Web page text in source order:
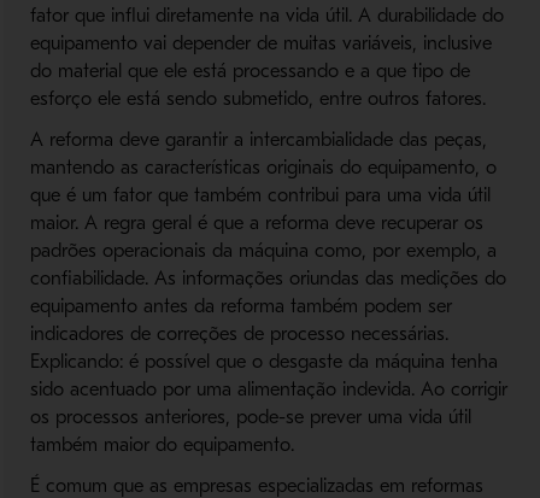
fator que influi diretamente na vida útil. A durabilidade do
equipamento vai depender de muitas variáveis, inclusive
do material que ele está processando e a que tipo de
esforço ele está sendo submetido, entre outros fatores.
A reforma deve garantir a intercambialidade das peças,
mantendo as características originais do equipamento, o
que é um fator que também contribui para uma vida útil
maior. A regra geral é que a reforma deve recuperar os
padrões operacionais da máquina como, por exemplo, a
confiabilidade. As informações oriundas das medições do
equipamento antes da reforma também podem ser
indicadores de correções de processo necessárias.
Explicando: é possível que o desgaste da máquina tenha
sido acentuado por uma alimentação indevida. Ao corrigir
os processos anteriores, pode-se prever uma vida útil
também maior do equipamento.
É comum que as empresas especializadas em reformas